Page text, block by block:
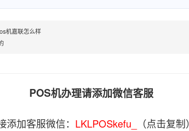
机嘉联怎么样
POS机办理请添加微信客服
添加客服微信： LKLPOSkefu_ （点击复制）